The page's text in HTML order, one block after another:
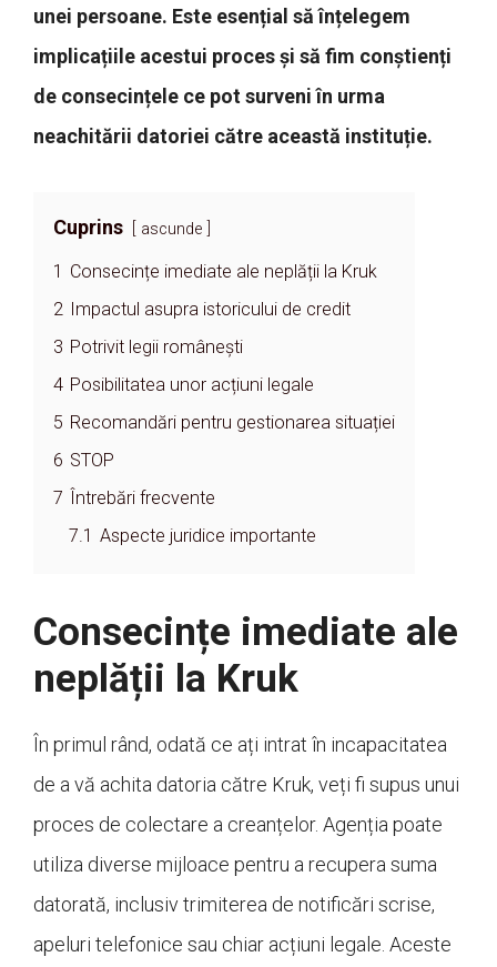
unei persoane. Este esențial să înțelegem
implicațiile acestui proces și să fim conștienți
de consecințele ce pot surveni în urma
neachitării datoriei către această instituție.
Cuprins ascunde
1 Consecințe imediate ale neplății la Kruk
2
Impactul asupra istoricului de credit
3 Potrivit legii românești
4 Posibilitatea unor acțiuni legale
5 Recomandări pentru gestionarea situației
6 STOP
7
Întrebări frecvente
7.1 Aspecte juridice importante
Consecințe imediate ale
neplății la Kruk
În primul rând, odată ce ați intrat în incapacitatea
de a vă achita datoria către Kruk, veți fi supus unui
proces de colectare a creanțelor. Agenția poate
utiliza diverse mijloace pentru a recupera suma
datorată, inclusiv trimiterea de notificări scrise,
apeluri telefonice sau chiar acțiuni legale. Aceste